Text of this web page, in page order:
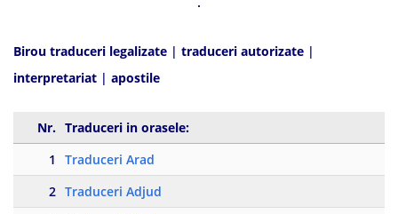
Birou traduceri legalizate | traduceri autorizate |
interpretariat | apostile
Nr. Traduceri in orasele:
1
Traduceri Arad
2 Traduceri Adjud